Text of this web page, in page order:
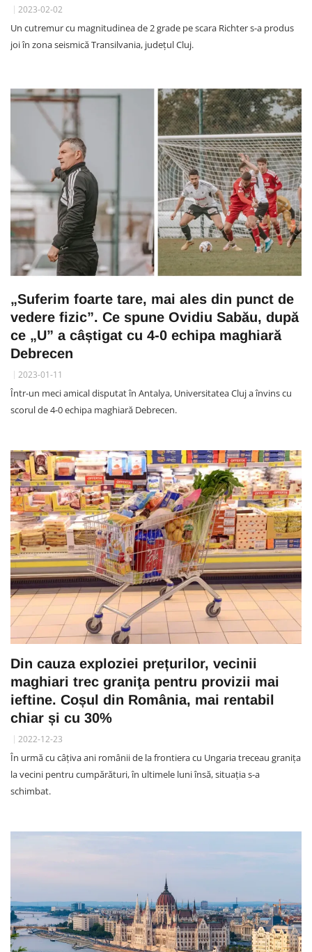
2023-02-02
Un cutremur cu magnitudinea de 2 grade pe scara Richter s-a produs
joi în zona seismică Transilvania, județul Cluj.
„Suferim foarte tare, mai ales din punct de
vedere fizic”. Ce spune Ovidiu Sabău, după
ce „U” a câștigat cu 4-0 echipa maghiară
Debrecen
2023-01-11
Într-un meci amical disputat în Antalya, Universitatea Cluj a învins cu
scorul de 4-0 echipa maghiară Debrecen.
Din cauza exploziei prețurilor, vecinii
maghiari trec graniţa pentru provizii mai
ieftine. Coșul din România, mai rentabil
chiar și cu 30%
2022-12-23
În urmă cu câțiva ani românii de la frontiera cu Ungaria treceau graniţa
la vecini pentru cumpărături, în ultimele luni însă, situația s-a
schimbat.